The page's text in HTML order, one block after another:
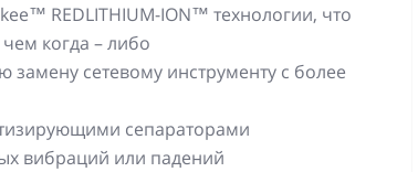
REDLITHIUM-ION™ технологии, что
когда – либо
сетевому инструменту с более
сепараторами
вибраций или падений